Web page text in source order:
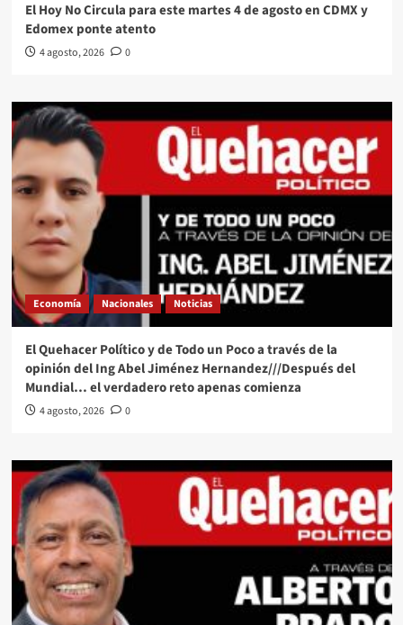
El Hoy No Circula para este martes 4 de agosto en CDMX y
Edomex ponte atento
4 agosto, 2026 0
Economía Nacionales Noticias
El Quehacer Político y de Todo un Poco a través de la
opinión del Ing Abel Jiménez Hernandez///Después del
Mundial… el verdadero reto apenas comienza
4 agosto, 2026 0